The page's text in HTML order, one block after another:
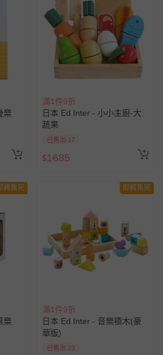
樂
滿1件9折
日本 Ed.Inter - 小小主廚-大
蔬果
已售出 17
$1685
將售完
樂
即將售完
滿1件9折
日本 Ed.Inter - 音樂積木(豪
華版)
已售出 23